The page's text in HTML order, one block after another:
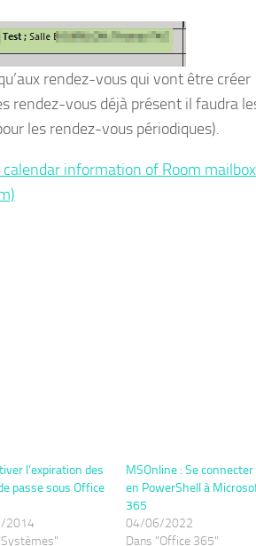
rendez-vous qui vont être créer
rendez-vous déjà présent il faudra
les rendez-vous périodiques).
information of Room
l’expiration des
passe sous Office
2014
MSOnline : Se connecter
en PowerShell à
365
04/06/2022
Dans "Office 365"